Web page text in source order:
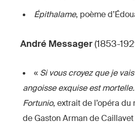
Épithalame, poème
André Messager(1853-
« Si vous croyez que je
angoisse exquise est
Fortunio, extrait de l’opéra
de Gaston Arman de